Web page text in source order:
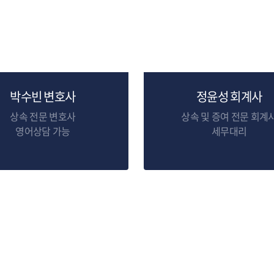
박수빈 변호사
상속 전문 변호사
영어상담 가능
정윤성 회계사
상속 및 증여 전문 회계
세무대리